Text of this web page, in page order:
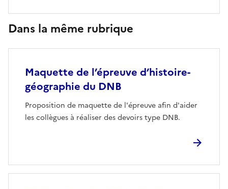
Dans la même rubrique
Maquette de l’épreuve d’histoire-
géographie du DNB
Proposition de maquette de l'épreuve afin d'aider
les collègues à réaliser des devoirs type DNB.